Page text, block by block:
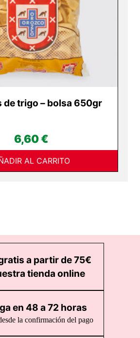
de trigo – bolsa 650gr
6,60€
AL CARRITO
a partir de 75€
tienda online
en 48 a 72 horas
la confirmación del pago